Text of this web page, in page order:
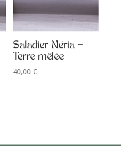
Saladier Néria –
Terre mêlée
40,00€